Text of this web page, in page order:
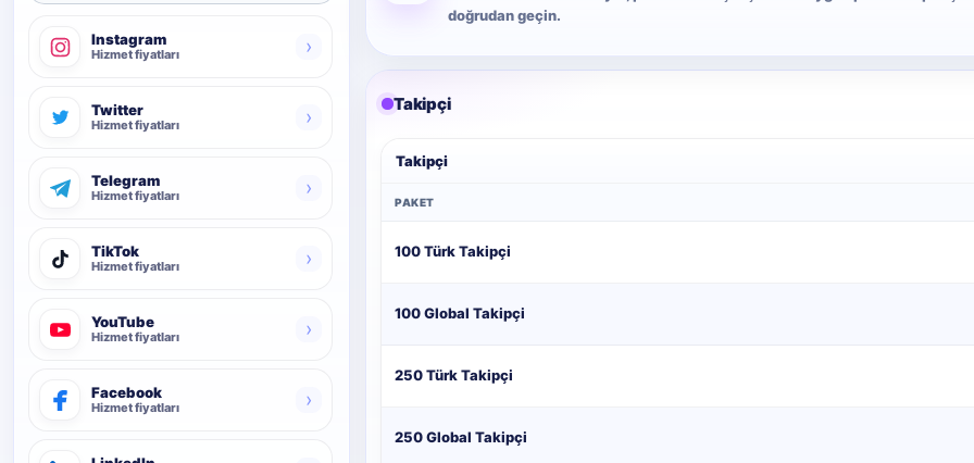
Instagram
Hizmet fiyatları ›
Twitter
Hizmet fiyatları ›
Telegram
Hizmet fiyatları ›
TikTok
Hizmet fiyatları ›
YouTube
Hizmet fiyatları ›
Facebook
Hizmet fiyatları ›
doğrudan geçin.
Takipçi
Takipçi
PAKET
100 Türk Takipçi
100 Global Takipçi
250 Türk Takipçi
250 Global Takipçi